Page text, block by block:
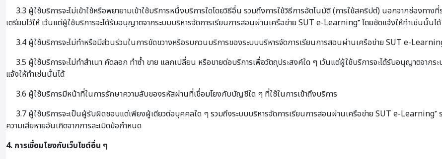
3.3 ผู้ใช้บริการจะไม่เข้าใช้หรือพยายามเข้าใช้บริการหนึ่งบริการใดโดยวิธีอื่น รวมถึงการใช้วิธีการอัตโนมัติ (การใช้สคริปต์) นอกจากช่องทา
เตรียมไว้ให้ เว้นแต่ผู้ใช้บริการจะได้รับอนุญาตจากระบบบริหารจัดการเรียนการสอนผ่านเครือข่าย SUT e-Learning⁺ โดยชัดแจ้งให้ทำเช่นนั้นได้
3.4 ผู้ใช้บริการจะไม่ทำหรือมีส่วนร่วมในการขัดขวางหรือรบกวนบริการของระบบบริหารจัดการเรียนการสอนผ่านเครือข่าย SUT e-
3.5 ผู้ใช้บริการจะไม่ทำสำเนา คัดลอก ทำซ้ำ ขาย แลกเปลี่ยน หรือขายต่อบริการเพื่อวัตถุประสงค์ใด ๆ เว้นแต่ผู้ใช้บริการจะได้รับอนุญาตจาก
แจ้งให้ทำเช่นนั้นได้
3.6 ผู้ใช้บริการมีหน้าที่ในการรักษาความลับของรหัสผ่านที่เชื่อมโยงกับบัญชีใด ๆ ที่ใช้ในการเข้าถึงบริการ
3.7 ผู้ใช้บริการจะเป็นผู้รับผิดชอบแต่เพียงผู้เดียวต่อบุคคลใด ๆ รวมถึงระบบบริหารจัดการเรียนการสอนผ่านเครือข่าย SUT e-Learning⁺
ความเสียหายอันเกิดจากการละเมิดข้อกำหนด
4. การเชื่อมโยงกับเว็บไซต์อื่น ๆ